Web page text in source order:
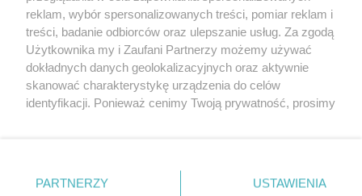
Zaloguj
Zapomniałem hasła
Copyright © 2022 Kurier Szczeciński sp. z o.o.
reklam, wybór spersonalizowanych treści, pomiar reklam i
treści, badanie odbiorców oraz ulepszanie usług. Za zgodą
Użytkownika my i Zaufani Partnerzy możemy używać
dokładnych danych geolokalizacyjnych oraz aktywnie
skanować charakterystykę urządzenia do celów
identyfikacji. Ponieważ cenimy Twoją prywatność, prosimy
prywatności znajdujący się w lewym dolnym rogu strony
. Niektóre rodzaje przetwarzania danych nie wymagają
PARTNERZY USTAWIENIA